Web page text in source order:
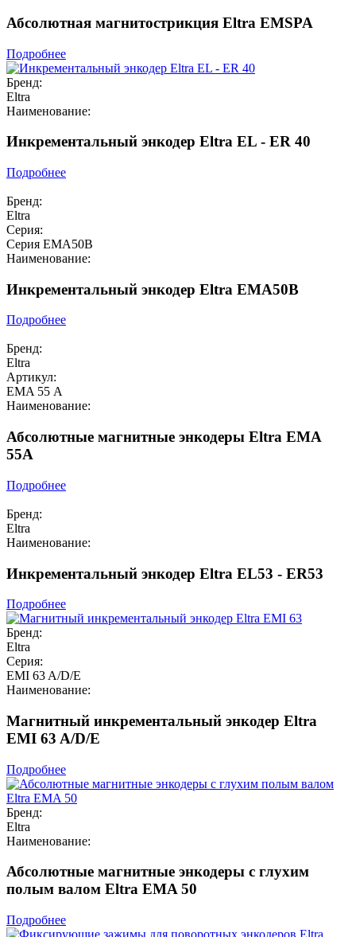
Абсолютная магнитострикция Eltra EMSPA
Подробнее
Бренд:
Eltra
Наименование:
Инкрементальный энкодер Eltra EL - ER 40
Подробнее
Бренд:
Eltra
Серия:
Серия EMA50B
Наименование:
Инкрементальный энкодер Eltra EMA50B
Подробнее
Бренд:
Eltra
Артикул:
EMA 55 А
Наименование:
Абсолютные магнитные энкодеры Eltra EMA
55A
Подробнее
Бренд:
Eltra
Наименование:
Инкрементальный энкодер Eltra EL53 - ER53
Подробнее
Бренд:
Eltra
Серия:
EMI 63 A/D/E
Наименование:
Магнитный инкрементальный энкодер Eltra
EMI 63 A/D/E
Подробнее
Бренд:
Eltra
Наименование:
Абсолютные магнитные энкодеры с глухим
полым валом Eltra EMA 50
Подробнее